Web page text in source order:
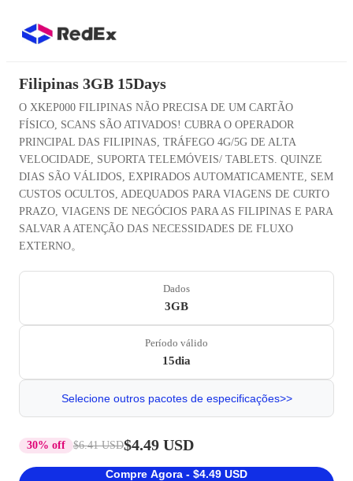
Filipinas 3GB 15Days
O XKEP000 FILIPINAS NÃO PRECISA DE UM CARTÃO
FÍSICO, SCANS SÃO ATIVADOS! CUBRA O OPERADOR
PRINCIPAL DAS FILIPINAS, TRÁFEGO 4G/5G DE ALTA
VELOCIDADE, SUPORTA TELEMÓVEIS/ TABLETS. QUINZE
DIAS SÃO VÁLIDOS, EXPIRADOS AUTOMATICAMENTE, SEM
CUSTOS OCULTOS, ADEQUADOS PARA VIAGENS DE CURTO
PRAZO, VIAGENS DE NEGÓCIOS PARA AS FILIPINAS E PARA
SALVAR A ATENÇÃO DAS NECESSIDADES DE FLUXO
EXTERNO。
Dados
3GB
Período válido
15dia
Selecione outros pacotes de especificações>>
30% off $6.41 USD$4.49 USD
Compre Agora - $4.49 USD